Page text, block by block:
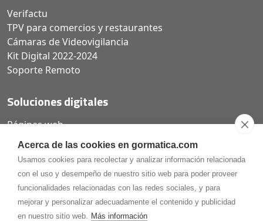
Acerca de las cookies en gormatica.com
Usamos cookies para recolectar y analizar información relacionada
con el uso y desempeño de nuestro sitio web para poder proveer
funcionalidades relacionadas con las redes sociales, y para
mejorar y personalizar adecuadamente el contenido y publicidad
en nuestro sitio web. Más información
Verifactu
TPV para comercios y restaurantes
Cámaras de Videovigilancia
Kit Digital 2022-2024
Soporte Remoto
Soluciones digitales
Páginas web
Tiendas online
975.368.262